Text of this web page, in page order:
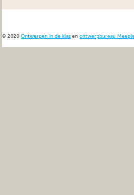
© 2020Ontwerpen in de klas enontwerpbureau Meeple